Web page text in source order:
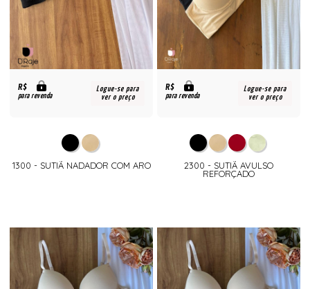
R$
para revenda
Logue-se para
ver o preço
1300 - SUTIÃ NADADOR COM ARO
R$
para revenda
Logue-se para
ver o preço
2300 - SUTIÃ AVULSO
REFORÇADO